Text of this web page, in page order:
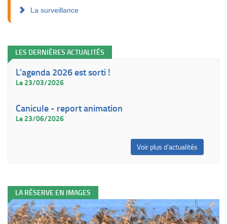
La surveillance
LES DERNIÈRES ACTUALITÉS
L'agenda 2026 est sorti !
Le 23/03/2026
Canicule - report animation
Le 23/06/2026
Voir plus d'actualités
LA RÉSERVE EN IMAGES